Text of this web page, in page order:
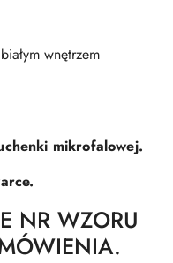
wnętrzem
mikrofalowej.
NR WZORU